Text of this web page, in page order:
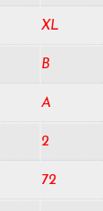
XL
B
A
2
72